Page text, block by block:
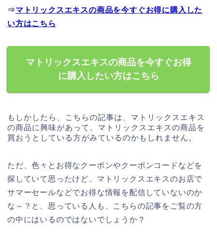
⇒マトリックスエキスの商品を今すぐお得に購入した
い方はこちら
マトリックスエキスの商品を今すぐお得
に購入したい方はこちら
もしかしたら、こちらの記事は、マトリックスエキス
の商品に興味があって、マトリックスエキスの商品を
買おうとしている方がみているのかもしれません。
ただ、色々とお得なクーポンやクーポンコードなどを
探していて思ったけど、マトリックスエキスのお店で
サマーセールなどでお得な情報を配信していないのか
な～？と、思っている人も、こちらの記事をご覧の方
の中にはいるのではないでしょうか？